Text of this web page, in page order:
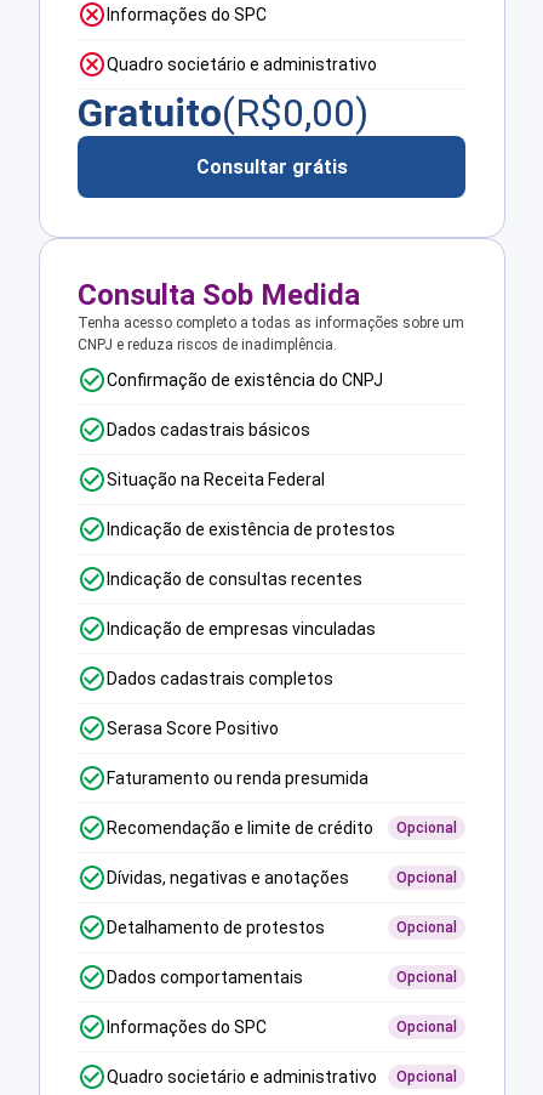
Informações do SPC
Quadro societário e administrativo
Gratuito(R$0,00)
Consultar grátis
Consulta Sob Medida
Tenha acesso completo a todas as informações sobre um
CNPJ e reduza riscos de inadimplência.
Confirmação de existência do CNPJ
Dados cadastrais básicos
Situação na Receita Federal
Indicação de existência de protestos
Indicação de consultas recentes
Indicação de empresas vinculadas
Dados cadastrais completos
Serasa Score Positivo
Faturamento ou renda presumida
Recomendação e limite de crédito Opcional
Dívidas, negativas e anotações Opcional
Detalhamento de protestos Opcional
Dados comportamentais Opcional
Informações do SPC Opcional
Quadro societário e administrativo Opcional